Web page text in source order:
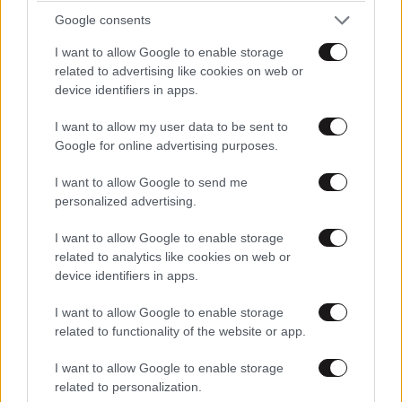
Google consents
I want to allow Google to enable storage
related to advertising like cookies on web or
device identifiers in apps.
I want to allow my user data to be sent to
Google for online advertising purposes.
I want to allow Google to send me
personalized advertising.
I want to allow Google to enable storage
related to analytics like cookies on web or
device identifiers in apps.
I want to allow Google to enable storage
related to functionality of the website or app.
I want to allow Google to enable storage
related to personalization.
Απαντήστε
Ενα δίκιο το 11·05·2026 04:37